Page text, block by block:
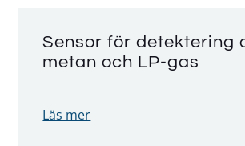
Sensor för detektering
metan och LP-gas
Läs mer